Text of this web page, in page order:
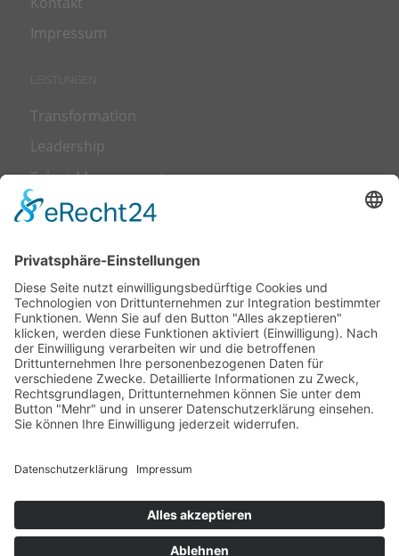
Impressum
LEISTUNGEN
Transformation
Leadership
Talent Management
Trainings & Workshops
Kulturrat – alternative Mitbestimmung
SOCIAL MEDIA
LinkedIn
Xing
Facebook
IPA News